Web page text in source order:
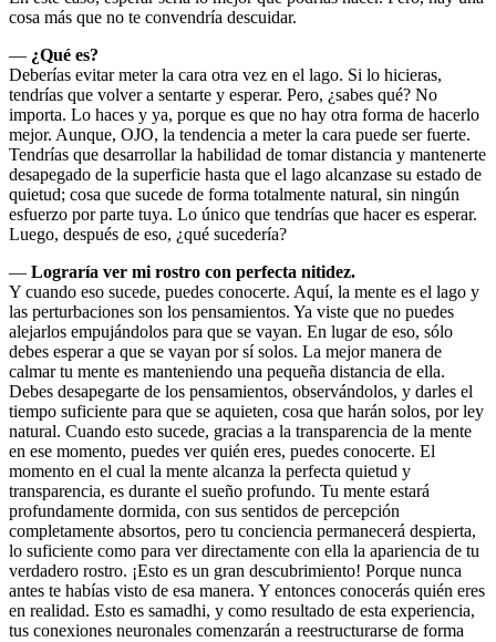
cosa más que no te convendría descuidar.
― ¿Qué es?
Deberías evitar meter la cara otra vez en el lago. Si lo hicieras,
tendrías que volver a sentarte y esperar. Pero, ¿sabes qué? No
importa. Lo haces y ya, porque es que no hay otra forma de hacerlo
mejor. Aunque, OJO, la tendencia a meter la cara puede ser fuerte.
Tendrías que desarrollar la habilidad de tomar distancia y mantenerte
desapegado de la superficie hasta que el lago alcanzase su estado de
quietud; cosa que sucede de forma totalmente natural, sin ningún
esfuerzo por parte tuya. Lo único que tendrías que hacer es esperar.
Luego, después de eso, ¿qué sucedería?
― Lograría ver mi rostro con perfecta nitidez.
Y cuando eso sucede, puedes conocerte. Aquí, la mente es el lago y
las perturbaciones son los pensamientos. Ya viste que no puedes
alejarlos empujándolos para que se vayan. En lugar de eso, sólo
debes esperar a que se vayan por sí solos. La mejor manera de
calmar tu mente es manteniendo una pequeña distancia de ella.
Debes desapegarte de los pensamientos, observándolos, y darles el
tiempo suficiente para que se aquieten, cosa que harán solos, por ley
natural. Cuando esto sucede, gracias a la transparencia de la mente
en ese momento, puedes ver quién eres, puedes conocerte. El
momento en el cual la mente alcanza la perfecta quietud y
transparencia, es durante el sueño profundo. Tu mente estará
profundamente dormida, con sus sentidos de percepción
completamente absortos, pero tu conciencia permanecerá despierta,
lo suficiente como para ver directamente con ella la apariencia de tu
verdadero rostro. ¡Esto es un gran descubrimiento! Porque nunca
antes te habías visto de esa manera. Y entonces conocerás quién eres
en realidad. Esto es samadhi, y como resultado de esta experiencia,
tus conexiones neuronales comenzarán a reestructurarse de forma